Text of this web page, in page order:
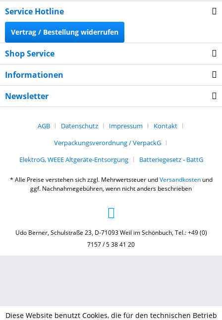
Service Hotline
Vertrag / Bestellung widerrufen
Shop Service
Informationen
Newsletter
AGB Datenschutz Impressum
Kontakt
Verpackungsverordnung / VerpackG
ElektroG, WEEE Altgeräte-Entsorgung
Batteriegesetz - BattG
* Alle Preise verstehen sich zzgl. Mehrwertsteuer undVersandkostenund
ggf. Nachnahmegebühren, wenn nicht anders beschrieben
Udo Berner, Schulstraße 23, D-71093 Weil im Schönbuch, Tel.: +49 (0)
7157 / 5 38 41 20
Diese Website benutzt Cookies, die für den technischen Betrieb